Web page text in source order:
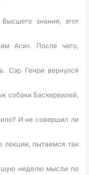
знания, этот
Аси». После чего,
Сэр Генри вернулся
собаки Баскервилей,
И не совершил ли
пытаемся так
неделю мысли по